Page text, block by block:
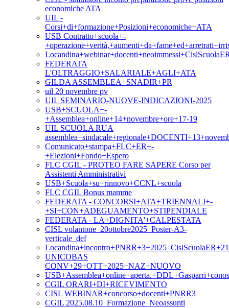
economiche ATA
UIL -
Corsi+di+formazione+Posizioni+economiche+ATA
USB Contratto+scuola+-
FEDERATA
L'OLTRAGGIO+SALARIALE+AGLI+ATA
GILDA ASSEMBLEA+SNADIR+PR
uil 20 novembre pv
UIL SEMINARIO-NUOVE-INDICAZIONI-2025
USB+SCUOLA+-
+Assemblea+online+14+novembre+ore+17-19
UIL SCUOLA RUA
Comunicato+stampa+FLC+ER+-
+Elezioni+Fondo+Espero
FLC CGIL - PROTEO FARE SAPERE Corso per
Assistenti Amministrativi
USB+Scuola+su+rinnovo+CCNL+scuola
FLC CGIL Bonus mamme
FEDERATA - CONCORSI+ATA+TRIENNALI+-
+SI+CON+ADEGUAMENTO+STIPENDIALE
FEDERATA - LA+DIGNITA'+CALPESTATA
CISL volantone_20ottobre2025_Poster-A3-
verticale_def
UNICOBAS
CONV+29+OTT+2025+NAZ+NUOVO
CGIL ORARI+DI+RICEVIMENTO
CISL WEBINAR+concorso+docenti+PNRR3
CGIL 2025.08.10_Formazione_Neoassunti